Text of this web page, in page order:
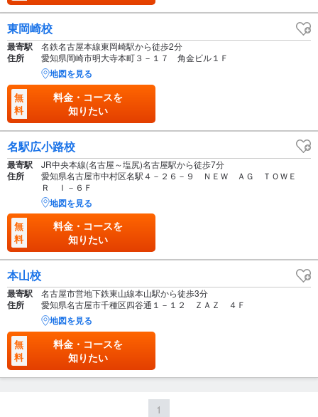
東岡崎校
最寄駅 名鉄名古屋本線東岡崎駅から徒歩2分
住所 愛知県岡崎市明大寺本町３－１７ 角金ビル１Ｆ
地図を見る
無
料
料金・コースを
知りたい
名駅広小路校
最寄駅 JR中央本線(名古屋～塩尻)名古屋駅から徒歩7分
住所
愛知県名古屋市中村区名駅４－２６－９ ＮＥＷ ＡＧ ＴＯＷＥ
Ｒ Ｉ－６Ｆ
地図を見る
無
料
料金・コースを
知りたい
本山校
最寄駅 名古屋市営地下鉄東山線本山駅から徒歩3分
住所 愛知県名古屋市千種区四谷通１－１２ ＺＡＺ ４Ｆ
地図を見る
無
料
料金・コースを
知りたい
1